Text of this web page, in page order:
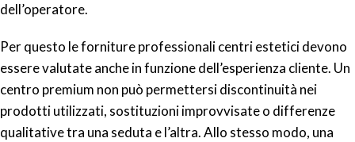
dell’operatore.
Per questo le forniture professionali centri estetici devono
essere valutate anche in funzione dell’esperienza cliente. Un
centro premium non può permettersi discontinuità nei
prodotti utilizzati, sostituzioni improvvisate o differenze
qualitative tra una seduta e l’altra. Allo stesso modo, una